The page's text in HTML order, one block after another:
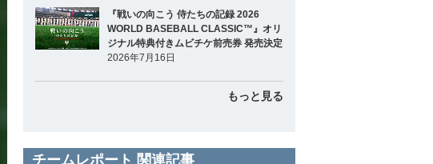
『戦いの向こう 侍たちの記録 2026
WORLD BASEBALL CLASSIC™』オリ
ジナル特典付きムビチケ前売券 発売決定
2026年7月16日
もっと見る
チームレポート 関連記事